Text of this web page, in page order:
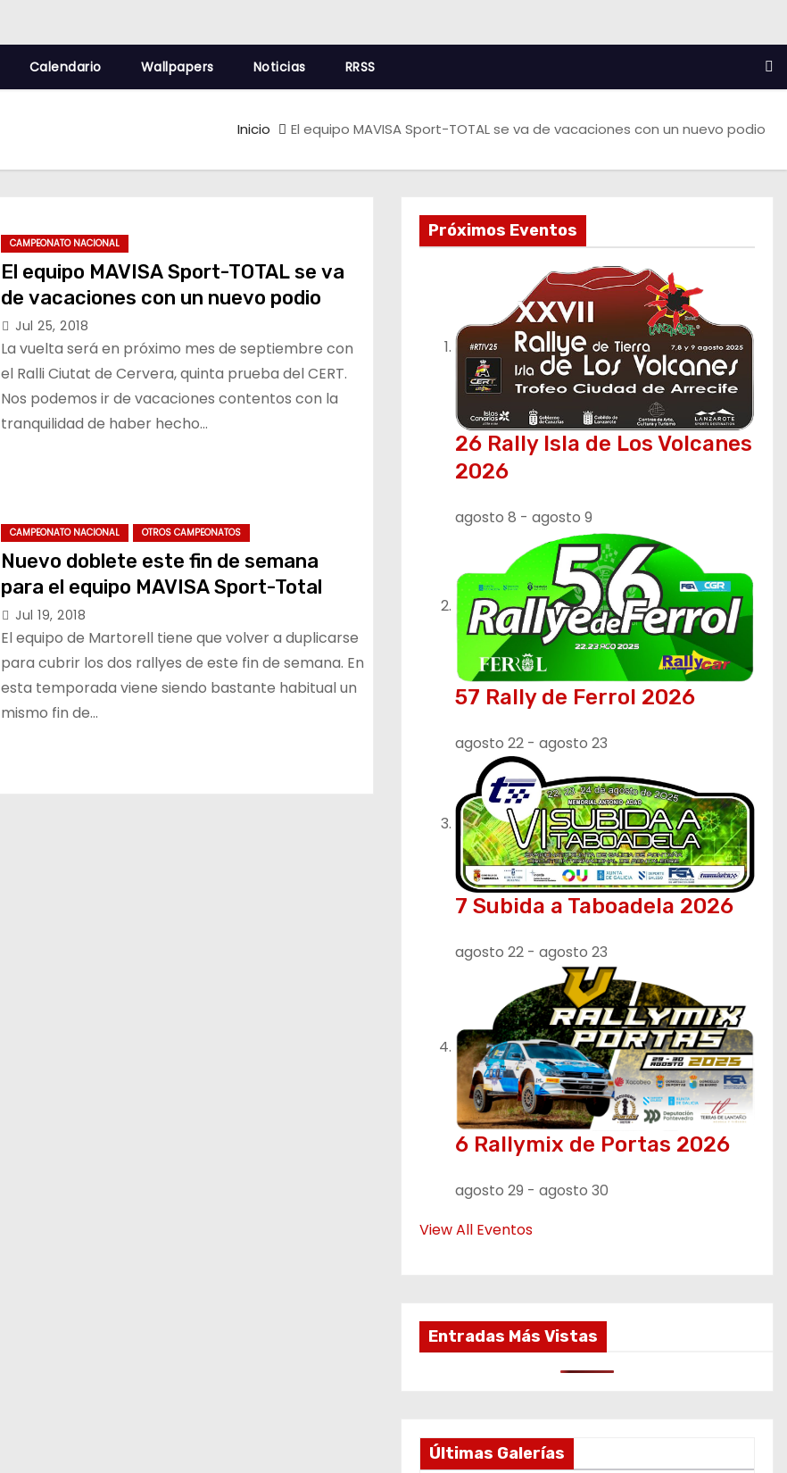
Calendario Wallpapers Noticias RRSS
Inicio El equipo MAVISA Sport-TOTAL se va de vacaciones con un nuevo podio
CAMPEONATO NACIONAL
El equipo MAVISA Sport-TOTAL se va
de vacaciones con un nuevo podio
Jul 25, 2018
La vuelta será en próximo mes de septiembre con
el Ralli Ciutat de Cervera, quinta prueba del CERT.
Nos podemos ir de vacaciones contentos con la
tranquilidad de haber hecho…
CAMPEONATO NACIONAL OTROS CAMPEONATOS
Nuevo doblete este fin de semana
para el equipo MAVISA Sport-Total
Jul 19, 2018
El equipo de Martorell tiene que volver a duplicarse
para cubrir los dos rallyes de este fin de semana. En
esta temporada viene siendo bastante habitual un
mismo fin de…
Próximos Eventos
26 Rally Isla de Los Volcanes
2026
agosto 8 - agosto 9
57 Rally de Ferrol 2026
agosto 22 - agosto 23
7 Subida a Taboadela 2026
agosto 22 - agosto 23
6 Rallymix de Portas 2026
agosto 29 - agosto 30
View All Eventos
Entradas Más Vistas
Últimas Galerías